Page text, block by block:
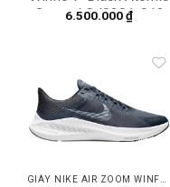
Orange’ CJ0291-013
6.500.000₫
wishlist
GIÀY NIKE AIR ZOOM WINFLO